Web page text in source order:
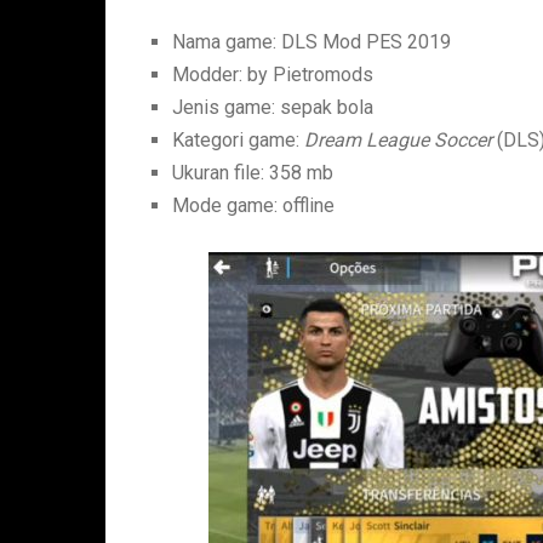
Nama game: DLS Mod PES 2019
Modder: by Pietromods
Jenis game: sepak bola
Kategori game: Dream League Soccer
Ukuran file: 358 mb
Mode game: offline